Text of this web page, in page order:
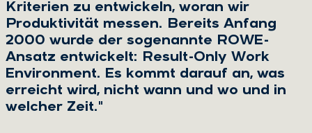
Kriterien zu entwickeln, woran wir
Produktivität messen. Bereits Anfang
2000 wurde der sogenannte ROWE-
Ansatz entwickelt: Result-Only Work
Environment. Es kommt darauf an, was
erreicht wird, nicht wann und wo und in
welcher Zeit."